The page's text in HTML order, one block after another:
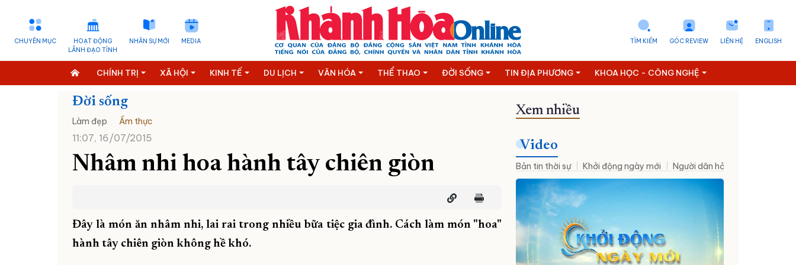
CHUYÊN MỤC
HOẠT ĐỘNG
LÃNH ĐẠO TỈNH
NHÂN SỰ MỚI MEDIA ENGLISH
LIÊN HỆ
GÓC REVIEW
TÌM KIẾM
CHÍNH TRỊ XÃ HỘI KINH TẾ DU LỊCH VĂN HÓA THỂ THAO ĐỜI SỐNG TIN ĐỊA PHƯƠNG KHOA HỌC - CÔNG NGHỆ
Đời sống
Làm đẹp Ẩm thực
11:07, 16/07/2015
Nhâm nhi hoa hành tây chiên giòn
Đây là món ăn nhâm nhi, lai rai trong nhiều bữa tiệc gia đình. Cách làm món "hoa"
hành tây chiên giòn không hề khó.
Xem nhiều
Video
Bản tin thời sự Khởi động ngày mới Người dân hỏi – Cơ quan nhà